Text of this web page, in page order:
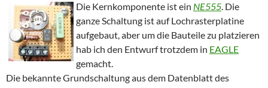
Die Kernkomponente ist ein NE555. Die
ganze Schaltung ist auf Lochrasterplatine
aufgebaut, aber um die Bauteile zu platzieren
hab ich den Entwurf trotzdem in EAGLE
gemacht.
Die bekannte Grundschaltung aus dem Datenblatt des